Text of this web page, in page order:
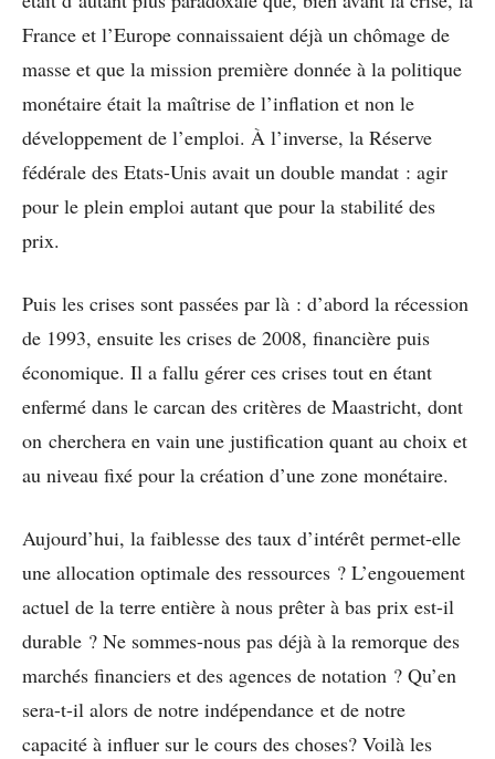
France et l’Europe connaissaient déjà un chômage de
masse et que la mission première donnée à la politique
monétaire était la maîtrise de l’inflation et non le
développement de l’emploi. À l’inverse, la Réserve
fédérale des Etats-Unis avait un double mandat : agir
pour le plein emploi autant que pour la stabilité des
prix.
Puis les crises sont passées par là : d’abord la récession
de 1993, ensuite les crises de 2008, financière puis
économique. Il a fallu gérer ces crises tout en étant
enfermé dans le carcan des critères de Maastricht, dont
on cherchera en vain une justification quant au choix et
au niveau fixé pour la création d’une zone monétaire.
Aujourd’hui, la faiblesse des taux d’intérêt permet-elle
une allocation optimale des ressources ? L’engouement
actuel de la terre entière à nous prêter à bas prix est-il
durable ? Ne sommes-nous pas déjà à la remorque des
marchés financiers et des agences de notation ? Qu’en
sera-t-il alors de notre indépendance et de notre
capacité à influer sur le cours des choses? Voilà les